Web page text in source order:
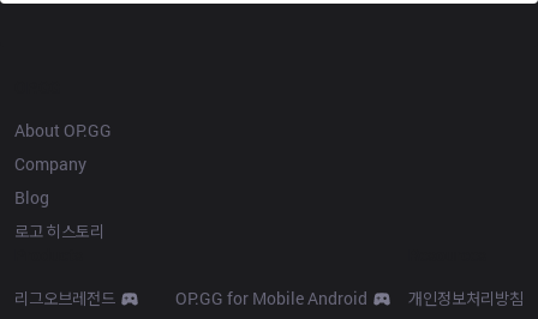
About OP.GG
Company
Blog
로고 히스토리
리그오브레전드
OP.GG for Mobile Android
개인정보처리방침